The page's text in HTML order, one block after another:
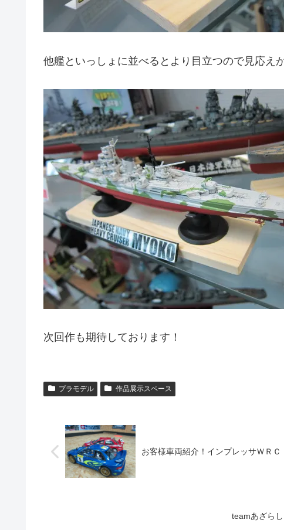
他艦といっしょに並べるとより目立つので見応え
次回作も期待しております！
プラモデル 作品展示スペース
お客様車両紹介！インプレッサＷＲＣ
teamあざら